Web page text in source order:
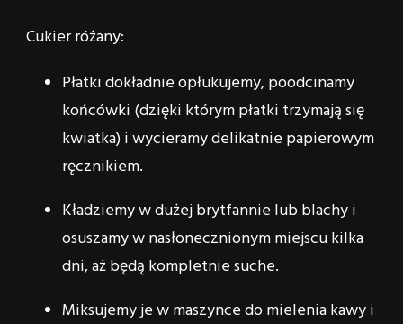
Cukier różany:
Płatki dokładnie opłukujemy, poodcinamy
końcówki (dzięki którym płatki trzymają się
kwiatka) i wycieramy delikatnie papierowym
ręcznikiem.
Kładziemy w dużej brytfannie lub blachy i
osuszamy w nasłonecznionym miejscu kilka
dni, aż będą kompletnie suche.
Miksujemy je w maszynce do mielenia kawy i